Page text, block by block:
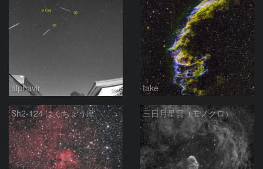
alphavir take
Sh2-124 はくちょう座 三日月星雲（モノクロ）